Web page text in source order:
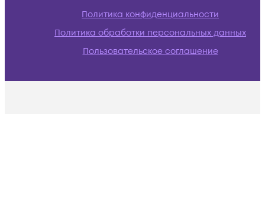
Политика конфиденциальности
Политика обработки персональных данных
Пользовательское соглашение